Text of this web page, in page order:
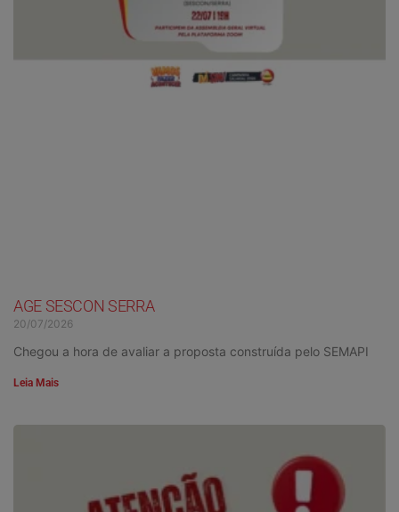
AGE SESCON SERRA
20/07/2026
Chegou a hora de avaliar a proposta construída pelo SEMAPI
Leia Mais